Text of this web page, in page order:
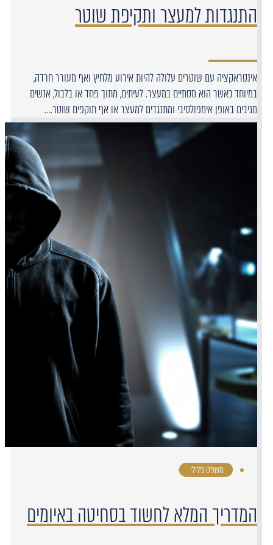
התנגדות למעצר ותקיפת שוטר
אינטראקציה עם שוטרים עלולה להיות אירוע מלחיץ ואף מעורר חרדה,
במיוחד כאשר הוא מסתיים במעצר. לעיתים, מתוך פחד או בלבול, אנשים
מגיבים באופן אימפולסיבי ומתנגדים למעצר או אף תוקפים שוטר.…
משפט פלילי ·
המדריך המלא לחשוד בסחיטה באיומים